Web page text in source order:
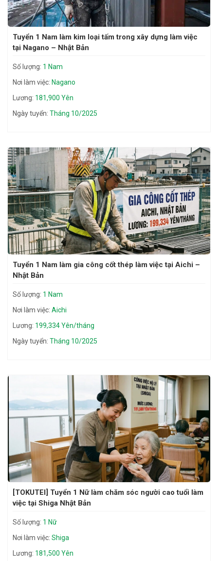
Tuyển 1 Nam làm kim loại tấm trong xây dựng làm việc
tại Nagano – Nhật Bản
Số lượng: 1 Nam
Nơi làm việc: Nagano
Lương: 181,900 Yên
Ngày tuyển: Tháng 10/2025
Tuyển 1 Nam làm gia công cốt thép làm việc tại Aichi –
Nhật Bản
Số lượng: 1 Nam
Nơi làm việc: Aichi
Lương: 199,334 Yên/tháng
Ngày tuyển: Tháng 10/2025
[TOKUTEI] Tuyển 1 Nữ làm chăm sóc người cao tuổi làm
việc tại Shiga Nhật Bản
Số lượng: 1 Nữ
Nơi làm việc: Shiga
Lương: 181,500 Yên